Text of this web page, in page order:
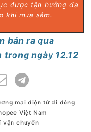
được tận hưởng đa
khi mua sắm.
bán ra qua
ngày 12.12
mại điện tử di động
Việt Nam
vận chuyển